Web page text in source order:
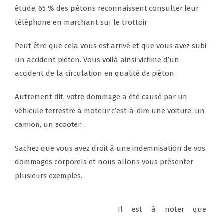
étude, 65 % des piétons reconnaissent consulter leur
téléphone en marchant sur le trottoir.
Peut être que cela vous est arrivé et que vous avez subi
un accident piéton. Vous voilà ainsi victime d’un
accident de la circulation en qualité de piéton.
Autrement dit, votre dommage a été causé par un
véhicule terrestre à moteur c’est-à-dire une voiture, un
camion, un scooter…
Sachez que vous avez droit à une indemnisation de vos
dommages corporels et nous allons vous présenter
plusieurs exemples.
Il est à noter que